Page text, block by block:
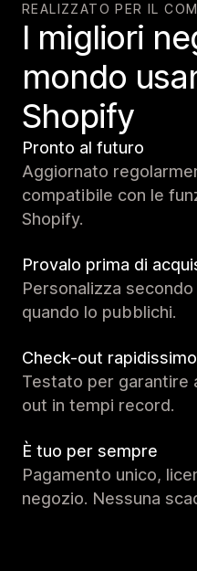
REALIZZATO PER IL
I migliori
mondo
Shopify
Pronto al futuro
Aggiornato
compatibile con le
Shopify.
Provalo prima di
Personalizza
quando lo pubblichi.
Check-out rapidissimo
Testato per garantire
out in tempi record.
È tuo per sempre
Pagamento unico,
negozio. Nessuna